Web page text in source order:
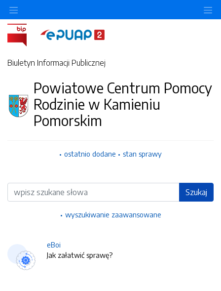
Biuletyn Informacji Publicznej
Powiatowe Centrum Pomocy
Rodzinie w Kamieniu
Pomorskim
ostatnio dodane stan sprawy
Wyszukiwarka Szukaj
wyszukiwanie zaawansowane
eBoi
Jak załatwić sprawę?